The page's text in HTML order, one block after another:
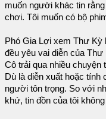
muốn người khác tin
chơi. Tôi muốn có bộ
Phó Gia Lợi xem Thư Kỳ
đều yêu vai diễn của
Cô trải qua nhiều chuyện
Dù là diễn xuất hoặc
người tôn trọng. So với
khứ, tin đồn của tôi